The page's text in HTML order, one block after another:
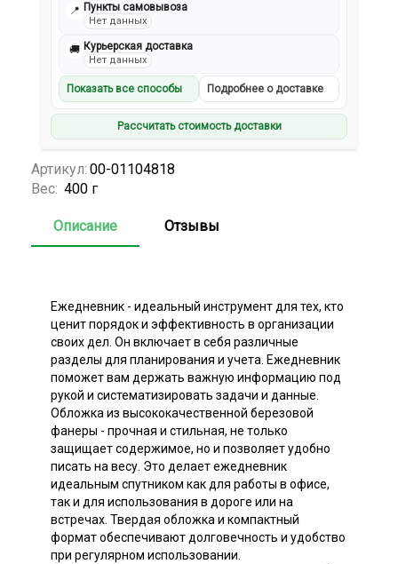
📍 Пункты самовывоза
Нет данных
🚚 Курьерская доставка
Нет данных
Показать все способы Подробнее о доставке
Рассчитать стоимость доставки
Артикул: 00-01104818
Вес: 400 г
Описание Отзывы
Ежедневник - идеальный инструмент для тех, кто
ценит порядок и эффективность в организации
своих дел. Он включает в себя различные
разделы для планирования и учета. Ежедневник
поможет вам держать важную информацию под
рукой и систематизировать задачи и данные.
Обложка из высококачественной березовой
фанеры - прочная и стильная, не только
защищает содержимое, но и позволяет удобно
писать на весу. Это делает ежедневник
идеальным спутником как для работы в офисе,
так и для использования в дороге или на
встречах. Твердая обложка и компактный
формат обеспечивают долговечность и удобство
при регулярном использовании.